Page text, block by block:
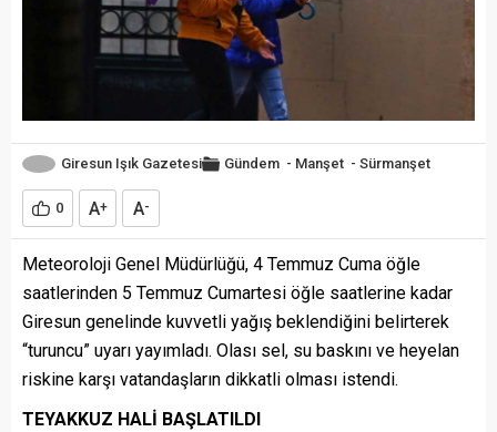
Giresun Işık Gazetesi Gündem - Manşet - Sürmanşet
0 A+ A-
Meteoroloji Genel Müdürlüğü, 4 Temmuz Cuma öğle
saatlerinden 5 Temmuz Cumartesi öğle saatlerine kadar
Giresun genelinde kuvvetli yağış beklendiğini belirterek
“turuncu” uyarı yayımladı. Olası sel, su baskını ve heyelan
riskine karşı vatandaşların dikkatli olması istendi.
TEYAKKUZ HALİ BAŞLATILDI